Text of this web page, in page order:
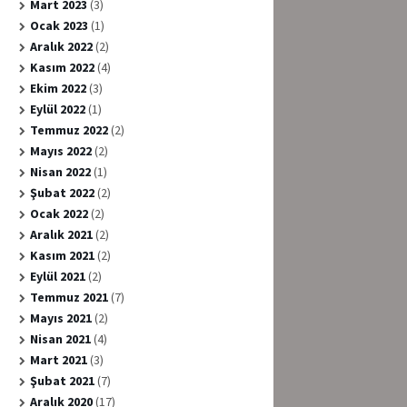
Mart 2023 (3)
Ocak 2023 (1)
Aralık 2022(2)
Kasım 2022(4)
Ekim 2022(3)
Eylül 2022(1)
Temmuz 2022(2)
Mayıs 2022(2)
Nisan 2022(1)
Şubat 2022(2)
Ocak 2022(2)
Aralık 2021(2)
Kasım 2021(2)
Eylül 2021(2)
Temmuz 2021(7)
Mayıs 2021(2)
Nisan 2021(4)
Mart 2021(3)
Şubat 2021(7)
Aralık 2020(17)